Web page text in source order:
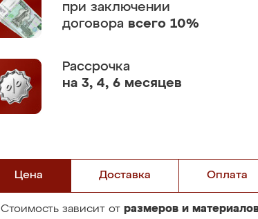
при заключении
договора всего 10%
Рассрочка
на 3, 4, 6 месяцев
Цена Доставка Оплата
Стоимость зависит от размеров и